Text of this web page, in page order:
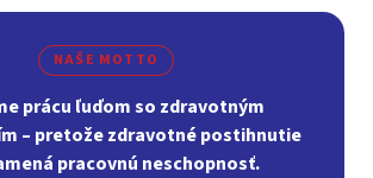
NAŠE MOTTO
prácu ľuďom so zdravotným
– pretože zdravotné postihnutie
pracovnú neschopnosť.